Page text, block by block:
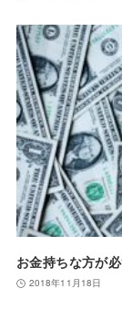
お金持ちな方が
2018年11月18日